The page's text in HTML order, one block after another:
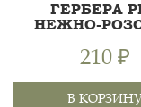
ГЕРБЕРА
НЕЖНО-
210 ₽
В